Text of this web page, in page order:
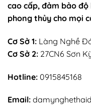
cao cấp, đảm bảo
phong thủy cho mọi
Cơ Sở 1: Làng Nghề
Cơ Sở 2: 27CN6 Sơn
Hotline: 0915845168
Email: